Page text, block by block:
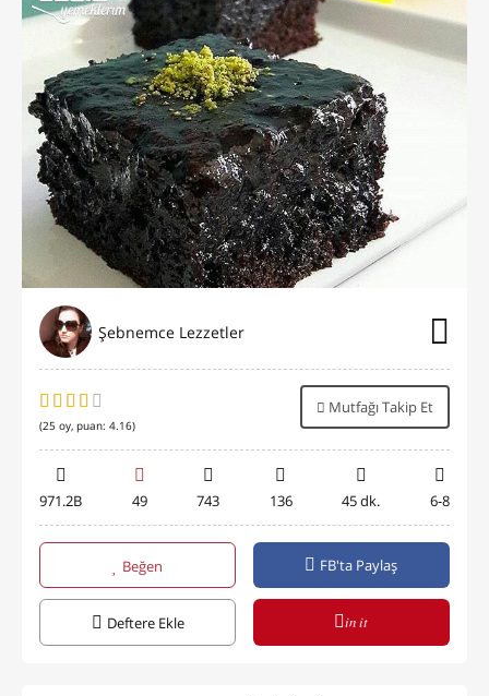
Şebnemce Lezzetler
(25 oy, puan: 4.16)
Mutfağı Takip Et
971.2B 49 743 136 45 dk. 6-8
Beğen FB'ta Paylaş
Deftere Ekle in it